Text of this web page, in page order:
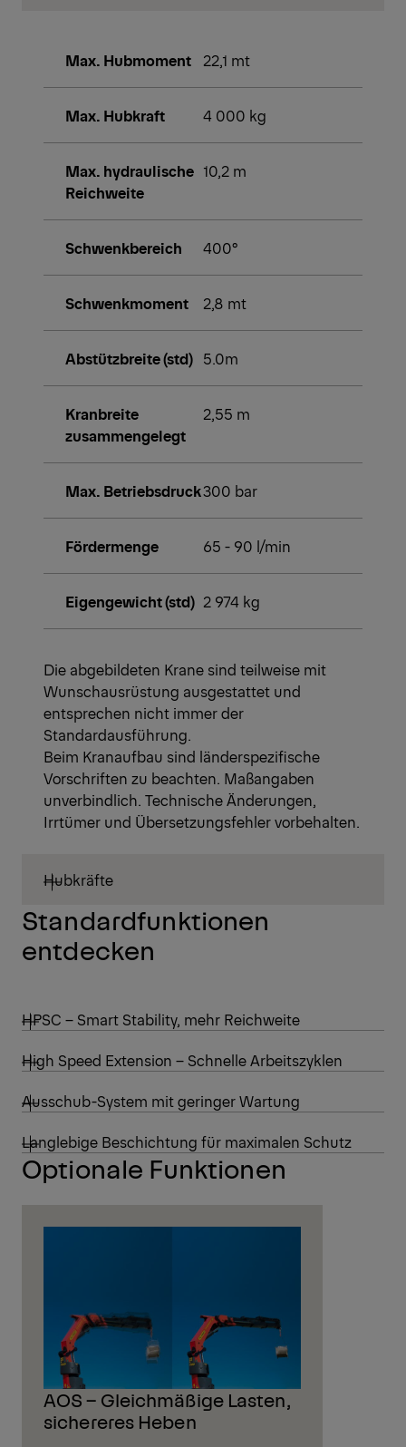
Max. Hubmoment 22,1 mt
Max. Hubkraft 4 000 kg
Max. hydraulische
Reichweite
10,2 m
Schwenkbereich 400°
Schwenkmoment 2,8 mt
Abstützbreite (std) 5.0m
Kranbreite
zusammengelegt
2,55 m
Max. Betriebsdruck300 bar
Fördermenge 65 - 90 l/min
Eigengewicht (std) 2 974 kg
Die abgebildeten Krane sind teilweise mit
Wunschausrüstung ausgestattet und
entsprechen nicht immer der
Standardausführung.
Beim Kranaufbau sind länderspezifische
Vorschriften zu beachten. Maßangaben
unverbindlich. Technische Änderungen,
Irrtümer und Übersetzungsfehler vorbehalten.
Hubkräfte
Standardfunktionen
entdecken
HPSC – Smart Stability, mehr Reichweite
High Speed Extension – Schnelle Arbeitszyklen
Ausschub-System mit geringer Wartung
Langlebige Beschichtung für maximalen Schutz
Optionale Funktionen
AOS – Gleichmäßige Lasten,
sichereres Heben